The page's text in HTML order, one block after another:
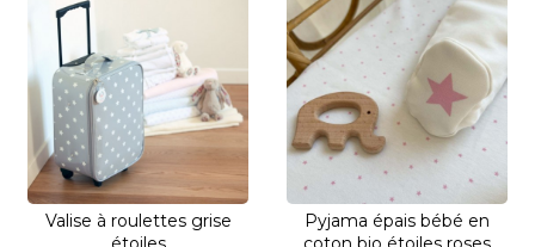
Valise à roulettes grise
Pyjama épais bébé en